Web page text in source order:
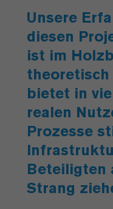
Unsere
diesen
ist im
theoretisch
bietet in
realen
Prozesse
Beteiligten
Strang